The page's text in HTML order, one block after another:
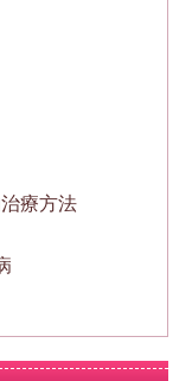
療方法